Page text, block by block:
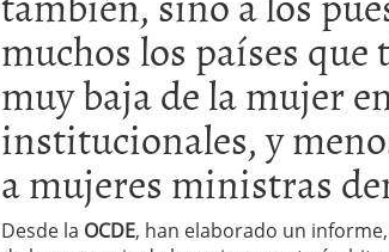
¿Cuánto cuesta un software
muchos los países
muy baja de la mujer
institucionales, y
a mujeres ministras
Desde la OCDE, han elaborado un